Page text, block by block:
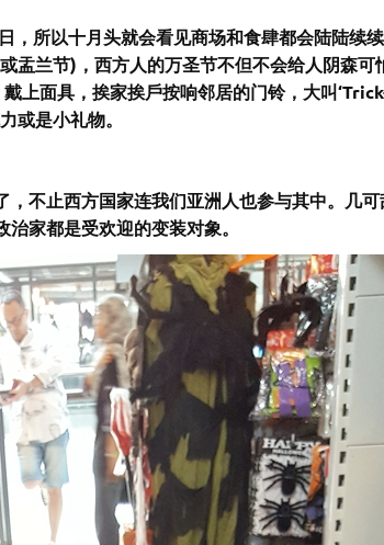
，所以十月头就会看见商场和食肆都会陆陆续
盂兰节)，西方人的万圣节不但不会给人阴森可
上面具，挨家挨戶按响邻居的门铃，大叫
或是小礼物。
不止西方国家连我们亚洲人也参与其中。几
家都是受欢迎的变装对象。